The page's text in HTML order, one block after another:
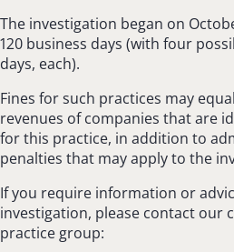
The investigation began on
120 business days (with four
days, each).
Fines for such practices may
revenues of companies that are
for this practice, in addition to
penalties that may apply to the
If you require information or
investigation, please contact
practice group: